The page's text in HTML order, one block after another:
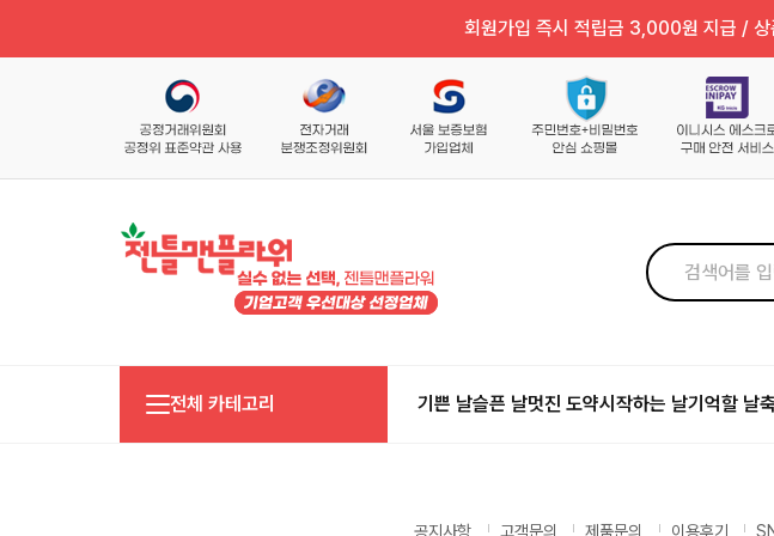
회원가입 즉시 적립금 3,000원 지급 /
전체 카테고리 기쁜 날슬픈 날멋진 도약시작하는 날기억할 날
공지사항 고객문의 제품문의 이용후기